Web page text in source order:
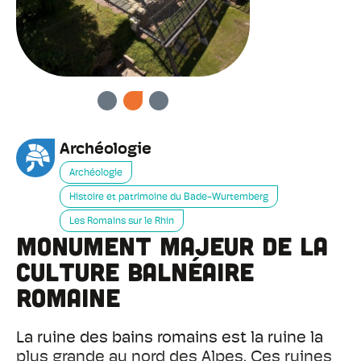
PRÉCÉDENT
SUIVANT
Archéologie
Archéologie
Histoire et patrimoine du Bade-Wurtemberg
Les Romains sur le Rhin
Monument majeur de la
culture balnéaire
romaine
La ruine des bains romains est la ruine la
plus grande au nord des Alpes. Ces ruines